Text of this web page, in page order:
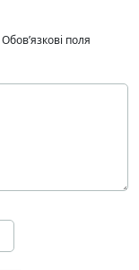
Обов’язкові поля